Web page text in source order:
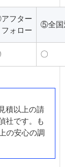
フター
ォロー
⑤全国
〇
積以上の請
社です。も
の安心の調